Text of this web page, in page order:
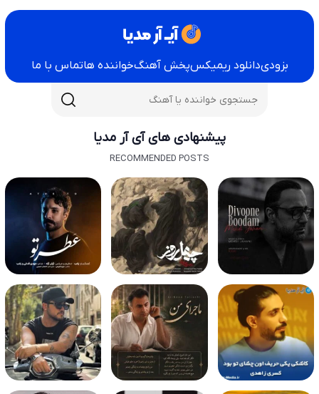
بزودیدانلود ریمیکسپخش آهنگخواننده هاتماس با ما
پیشنهادی های آی آر مدیا
RECOMMENDED POSTS